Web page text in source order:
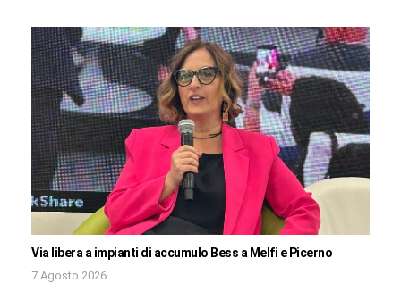
Via libera a impianti di accumulo Bess a Melfi e Picerno
7 Agosto 2026